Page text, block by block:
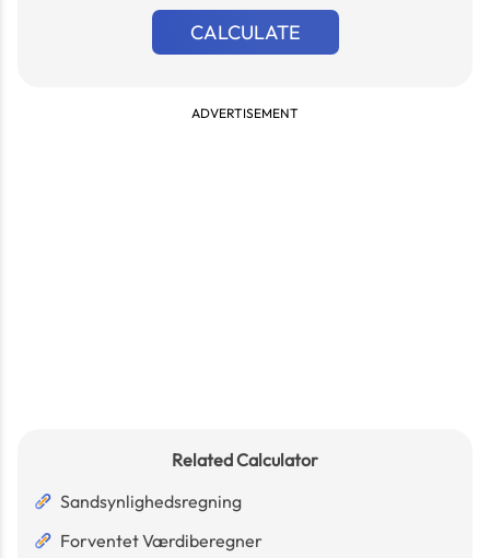
CALCULATE
ADVERTISEMENT
Related Calculator
Sandsynlighedsregning
Forventet Værdiberegner